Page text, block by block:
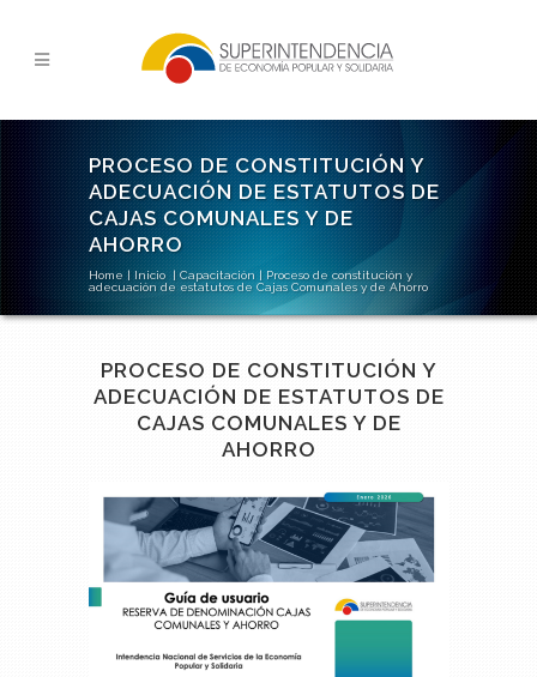
PROCESO DE CONSTITUCIÓN Y
ADECUACIÓN DE ESTATUTOS DE
CAJAS COMUNALES Y DE
AHORRO
Home | Inicio | Capacitación | Proceso de constitución y
adecuación de estatutos de Cajas Comunales y de Ahorro
PROCESO DE CONSTITUCIÓN Y
ADECUACIÓN DE ESTATUTOS DE
CAJAS COMUNALES Y DE
AHORRO